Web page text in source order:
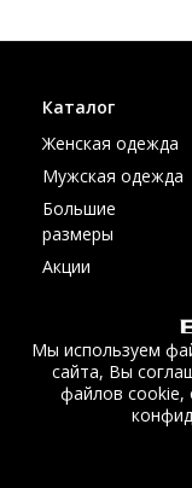
© Интернет
Каталог
Женская одежда
Мужская одежда
Большие
размеры
Акции
Мы используем
сайта, Вы
файлов cookie,